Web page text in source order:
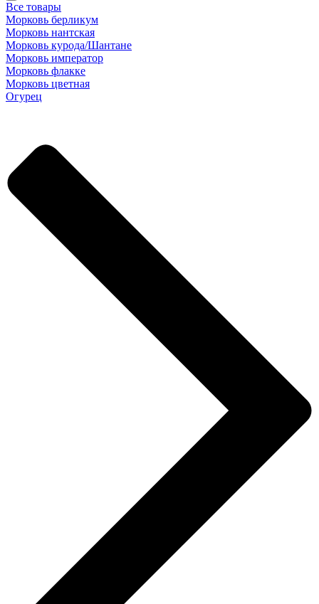
Все товары
Морковь берликум
Морковь нантская
Морковь курода/Шантане
Морковь император
Морковь флакке
Морковь цветная
Огурец